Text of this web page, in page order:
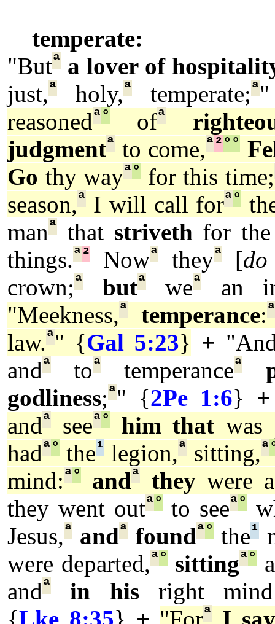
temperate:
"Butª a lover of
just,ª holy,ªtemperate;ª
reasonedª° ofª
judgmentª to come,ª²° °
Go thy wayª° for this time;
season,ª I will call forª°
manª that striveth for the
things.ª² Nowª theyª[
crown;ª butªweª
an
"Meekness,ª temperance:
law.ª" {Gal 5:23} +
andª toª temperanceª
godliness;ª" {2Pe 1:6} +
andª seeª° him that was
hadª° the¹ legion,ª sitting,ª
mind:ª° andª theywere
they went outª°to seeª°
Jesus,ª andª foundª°the¹
were departed,ª° sittingª°
andª in hisright
ª